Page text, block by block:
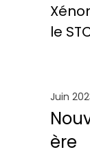
le
Juin
ère